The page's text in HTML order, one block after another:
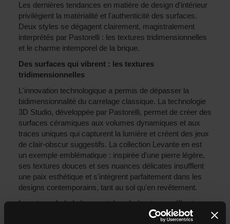
Les dernières tendances en matière de design d'intérieur
privilégient la matérialité et l'authenticité des surfaces.
Deux styles se dégagent clairement, magistralement
interprétés par Pastorelli : les textures tridimensionnelles
et le charme intemporel de la brique.
Des surfaces qui vibrent : les textures
tridimensionnelles
L'innovation technologique a permis de dépasser la
bidimensionnalité du carrelage classique. La technologie
3D Studio, développée par Pastorelli, permet de créer des
surfaces céramiques aux volumes dynamiques et aux
traces uniques qui capturent la lumière et créent des jeux
de clair-obscur suggestifs. La collection Levante en est
un exemple emblématique : inspirée d'une pierre légère,
ses textures douces et ses nuances délicates insufflent
une paix esthétique et s'intègrent parfaitement dans les
designs contemporains, tant au sol qu'en revêtement.
Le retour de la brique : style urbain et accueillant
La brique évoque une atmosphère urbaine et post-